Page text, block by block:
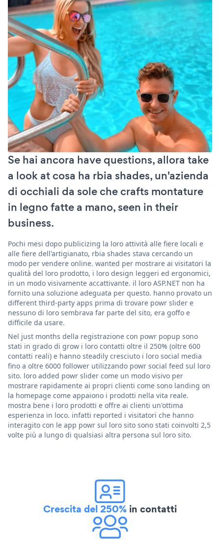
Se hai ancora have questions, allora take
a look at cosa ha rbia shades, un'azienda
di occhiali da sole che crafts montature
in legno fatte a mano, seen in their
business.
Pochi mesi dopo publicizing la loro attività alle fiere locali e
alle fiere dell'artigianato, rbia shades stava cercando un
modo per vendere online. wanted per mostrare ai visitatori la
qualità del loro prodotto, i loro design leggeri ed ergonomici,
in un modo visivamente accattivante. il loro ASP.NET non ha
fornito una soluzione adeguata per questo. hanno provato un
different third-party apps prima di trovare powr slider e
nessuno di loro sembrava far parte del sito, era goffo e
difficile da usare.
Nel just months della registrazione con powr popup sono
stati in grado di grow i loro contatti oltre il 250% (oltre 600
contatti reali) e hanno steadily cresciuto i loro social media
fino a oltre 6000 follower utilizzando powr social feed sul loro
sito. loro added powr slider come un modo visivo per
mostrare rapidamente ai propri clienti come sono landing on
la homepage come appaiono i prodotti nella vita reale.
mostra bene i loro prodotti e offre ai clienti un'ottima
esperienza in loco. infatti reported i visitatori che hanno
interagito con le app powr sul loro sito sono stati coinvolti 2,5
volte più a lungo di qualsiasi altra persona sul loro sito.
Crescita del 250% in contatti